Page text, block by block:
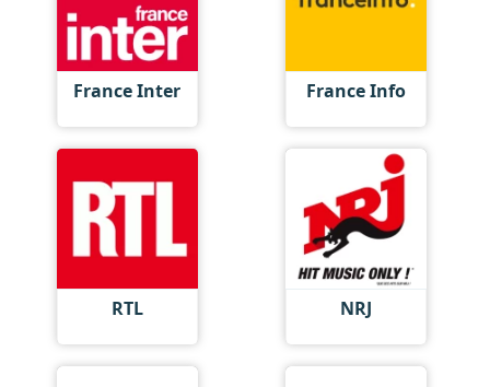
France Inter France Info
RTL NRJ